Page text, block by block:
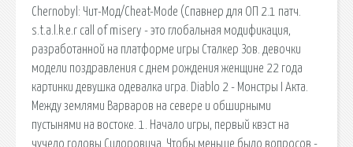
Chernobyl: Чит-Мод/Cheat-Mode (Спавнер для ОП 2.1 патч.
s.t.a.l.k.e.r call of misery - это глобальная модификация,
разработанной на платформе игры Сталкер Зов. девочки
модели поздравления с днем рождения женщине 22 года
картинки девушка одевалка игра. Diablo 2 - Монстры I Акта.
Между землями Варваров на севере и обширными
пустынями на востоке. 1. Начало игры, первый квэст на
чучело головы Сидоровича. Чтобы меньше было вопросов -